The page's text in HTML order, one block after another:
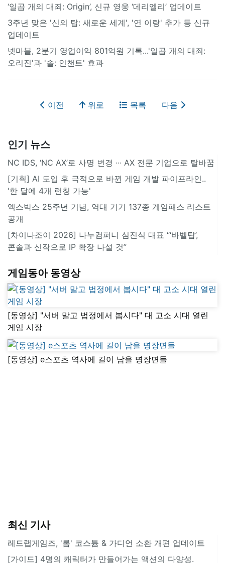
‘일곱 개의 대죄: Origin’, 신규 영웅 ‘데리엘리’ 업데이트
3주년 맞은 '신의 탑: 새로운 세계', '연 이랑' 추가 등 신규
업데이트
넷마블, 2분기 영업이익 801억원 기록...'일곱 개의 대죄:
오리진'과 '솔: 인챈트' 효과
이전 위로 목록 다음
인기 뉴스
NC IDS, ‘NC AX’로 사명 변경 ∙∙∙ AX 전문 기업으로 탈바꿈
[기획] AI 도입 후 극적으로 바뀐 게임 개발 파이프라인..
'한 달에 4개 런칭 가능'
엑스박스 25주년 기념, 역대 기기 137종 게임패스 리스트
공개
[차이나조이 2026] 나누컴퍼니 심진식 대표 “‘바벨탑’,
콘솔과 신작으로 IP 확장 나설 것”
게임동아 동영상
[동영상] "서버 말고 법정에서 봅시다" 대 고소 시대 열린
게임 시장
[동영상] e스포츠 역사에 길이 남을 명장면들
최신 기사
레드랩게임즈, '롬' 코스튬 & 가디언 소환 개편 업데이트
[가이드] 4명의 캐릭터가 만들어가는 액션의 다양성.